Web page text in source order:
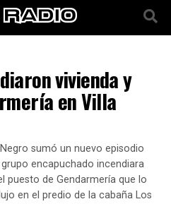
vivienda y
en Villa
sumó un nuevo episodio
encapuchado incendiara
puesto de Gendarmería que lo
en el predio de la cabaña Los